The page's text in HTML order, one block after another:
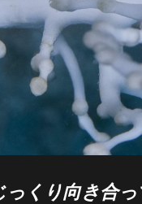
っくり向き合